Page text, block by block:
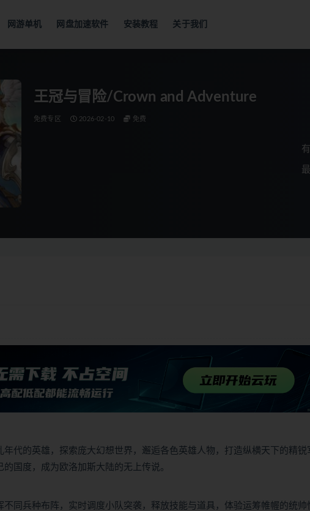
网游单机 网盘加速软件 安装教程 关于我们
王冠与冒险/Crown and Adventure
免费专区 2026-02-10 免费
代的英雄，探索庞大幻想世界，邂逅各色英雄人物，打造纵横天下的精锐
国度，成为欧洛加斯大陆的无上传说。
同兵种布阵，实时调度小队突袭，释放技能与道具，体验运筹帷幄的统帅